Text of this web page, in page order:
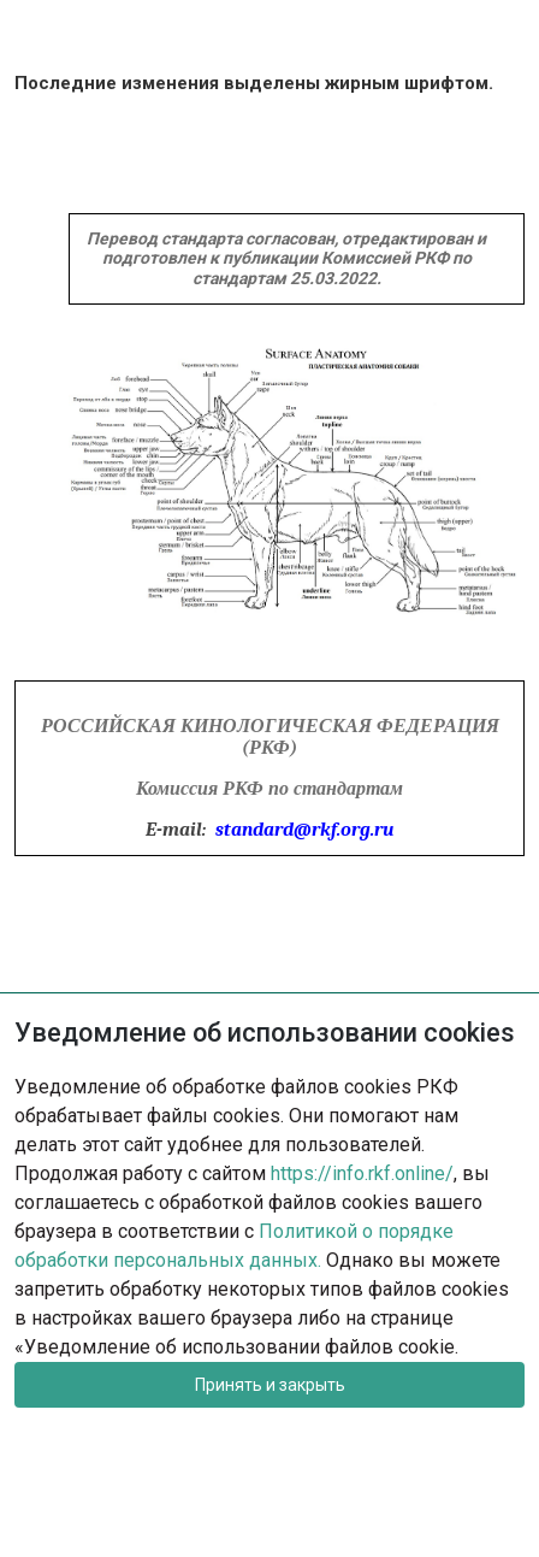
Последние изменения выделены жирным шрифтом.
Перевод стандарта согласован, отредактирован и
подготовлен к публикации Комиссией РКФ по
стандартам 25.03.2022.
РОССИЙСКАЯ КИНОЛОГИЧЕСКАЯ ФЕДЕРАЦИЯ
(РКФ)
Комиссия РКФ по стандартам
E-mail: standard@rkf.org.ru
Опишите ситуацию - наша команда
Обратиться в поддержку
Уведомление об использовании cookies
Уведомление об обработке файлов cookies РКФ
обрабатывает файлы cookies. Они помогают нам
делать этот сайт удобнее для пользователей.
Продолжая работу с сайтом https://info.rkf.online/, вы
соглашаетесь с обработкой файлов cookies вашего
браузера в соответствии с Политикой о порядке
обработки персональных данных. Однако вы можете
запретить обработку некоторых типов файлов cookies
в настройках вашего браузера либо на странице
«Уведомление об использовании файлов cookie.
Принять и закрыть